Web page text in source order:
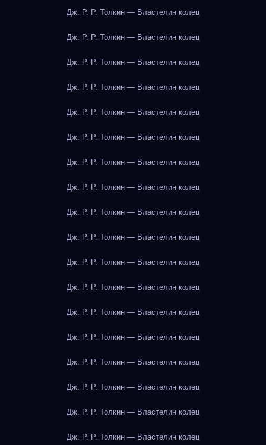
Дж. Р. Р. Толкин — Властелин колец
Дж. Р. Р. Толкин — Властелин колец
Дж. Р. Р. Толкин — Властелин колец
Дж. Р. Р. Толкин — Властелин колец
Дж. Р. Р. Толкин — Властелин колец
Дж. Р. Р. Толкин — Властелин колец
Дж. Р. Р. Толкин — Властелин колец
Дж. Р. Р. Толкин — Властелин колец
Дж. Р. Р. Толкин — Властелин колец
Дж. Р. Р. Толкин — Властелин колец
Дж. Р. Р. Толкин — Властелин колец
Дж. Р. Р. Толкин — Властелин колец
Дж. Р. Р. Толкин — Властелин колец
Дж. Р. Р. Толкин — Властелин колец
Дж. Р. Р. Толкин — Властелин колец
Дж. Р. Р. Толкин — Властелин колец
Дж. Р. Р. Толкин — Властелин колец
Дж. Р. Р. Толкин — Властелин колец